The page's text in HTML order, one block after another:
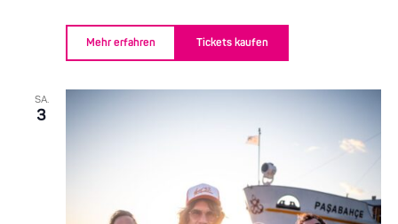
Mehr erfahren Tickets kaufen
SA.
3